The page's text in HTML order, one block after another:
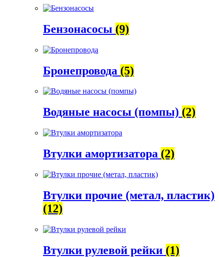
Бензонасосы (9)
Бронепровода (5)
Водяные насосы (помпы) (2)
Втулки амортизатора (2)
Втулки прочие (метал, пластик)
(12)
Втулки рулевой рейки (1)